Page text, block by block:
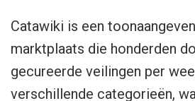
Catawiki is een
marktplaats die honderden
gecureerde veilingen per
verschillende categorieën,